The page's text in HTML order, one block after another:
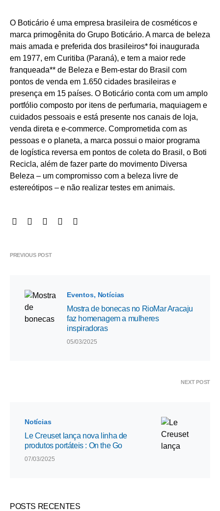
O Boticário é uma empresa brasileira de cosméticos e
marca primogênita do Grupo Boticário. A marca de beleza
mais amada e preferida dos brasileiros* foi inaugurada
em 1977, em Curitiba (Paraná), e tem a maior rede
franqueada** de Beleza e Bem-estar do Brasil com
pontos de venda em 1.650 cidades brasileiras e
presença em 15 países. O Boticário conta com um amplo
portfólio composto por itens de perfumaria, maquiagem e
cuidados pessoais e está presente nos canais de loja,
venda direta e e-commerce. Comprometida com as
pessoas e o planeta, a marca possui o maior programa
de logística reversa em pontos de coleta do Brasil, o Boti
Recicla, além de fazer parte do movimento Diversa
Beleza – um compromisso com a beleza livre de
estereótipos – e não realizar testes em animais.
PREVIOUS POST
Eventos Notícias
Mostra de bonecas no RioMar Aracaju
faz homenagem a mulheres
inspiradoras
05/03/2025
NEXT POST
Notícias
Le Creuset lança nova linha de
produtos portáteis : On the Go
07/03/2025
POSTS RECENTES